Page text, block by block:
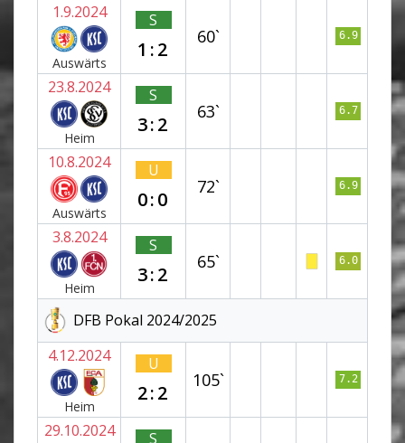
1.9.2024
Auswärts
S
1:2
60` 6.9
23.8.2024
Heim
S
3:2
63` 6.7
10.8.2024
Auswärts
U
0:0
72` 6.9
3.8.2024
Heim
S
3:2
65` 6.0
DFB Pokal 2024/2025
4.12.2024
Heim
U
2:2
105` 7.2
29.10.2024 S